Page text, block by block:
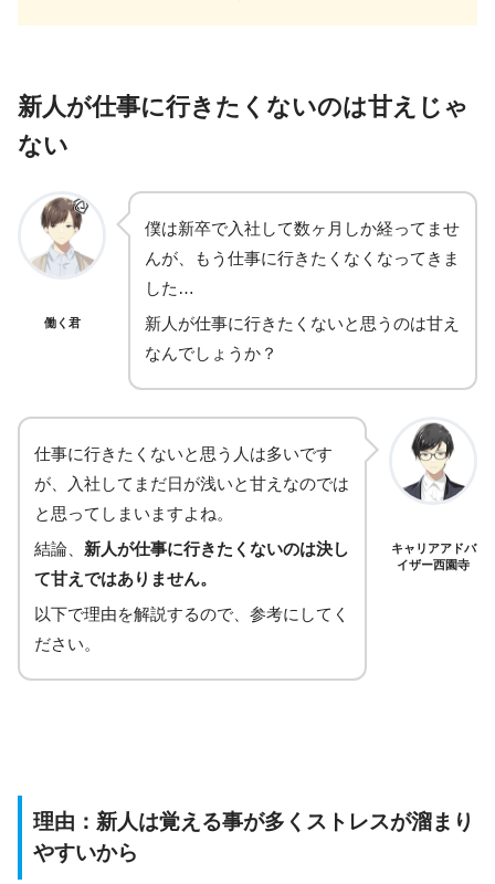
新人が仕事に行きたくないのは甘えじゃ
ない
働く君
僕は新卒で入社して数ヶ月しか経ってませ
んが、もう仕事に行きたくなくなってきま
した…
新人が仕事に行きたくないと思うのは甘え
なんでしょうか？
仕事に行きたくないと思う人は多いです
が、入社してまだ日が浅いと甘えなのでは
と思ってしまいますよね。
結論、 新人が仕事に行きたくないのは決し
て甘えではありません。
以下で理由を解説するので、参考にしてく
ださい。
キャリアアドバ
イザー西園寺
理由：新人は覚える事が多くストレスが溜まり
やすいから